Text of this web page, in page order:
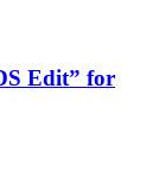
Edit” for